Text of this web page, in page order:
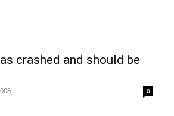
crashed and should be
0